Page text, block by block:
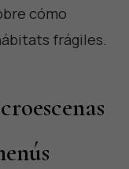
cómo
frágiles.